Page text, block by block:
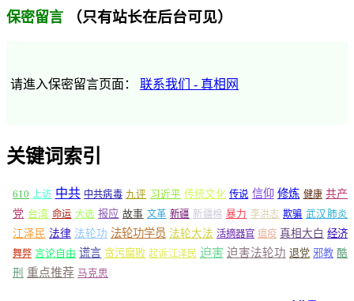
保密留言 （只有站长在后台可见）
请進入保密留言页面： 联系我们 - 真相网
关键词索引
610 上访 中共 中共病毒 九评 习近平 传统文化 传说 信仰 修炼 健康 共产
党 台湾 命运 大选 报应 故事 文革 新疆 新疆棉 暴力 李洪志 欺骗 武汉肺炎
江泽民 法律 法轮功 法轮功学员 法轮大法 活摘器官 瘟疫 真相大白 经济
舞弊 言论自由 谎言 贪污腐败 起诉江泽民 迫害 迫害法轮功 退党 邪教 酷
刑 重点推荐 马克思